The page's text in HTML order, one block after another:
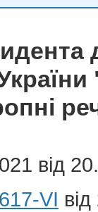
від
VI